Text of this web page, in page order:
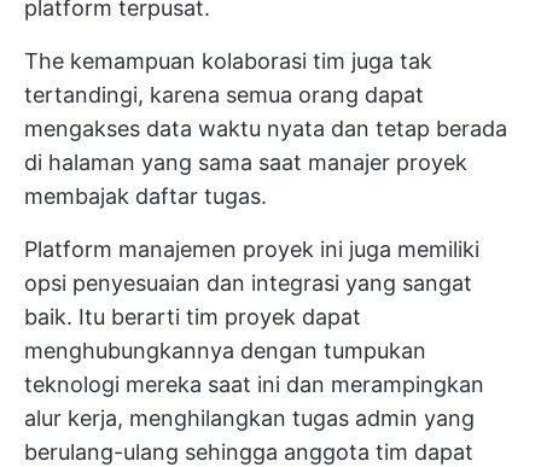
platform terpusat.
The kemampuan kolaborasi tim juga tak
tertandingi, karena semua orang dapat
mengakses data waktu nyata dan tetap berada
di halaman yang sama saat manajer proyek
membajak daftar tugas.
Platform manajemen proyek ini juga memiliki
opsi penyesuaian dan integrasi yang sangat
baik. Itu berarti tim proyek dapat
menghubungkannya dengan tumpukan
teknologi mereka saat ini dan merampingkan
alur kerja, menghilangkan tugas admin yang
berulang-ulang sehingga anggota tim dapat